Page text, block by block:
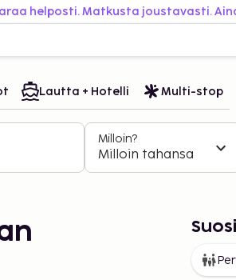
helposti. Matkusta joustavasti.
Lautta + Hotelli Multi-stop
Milloin?
Milloin tahansa